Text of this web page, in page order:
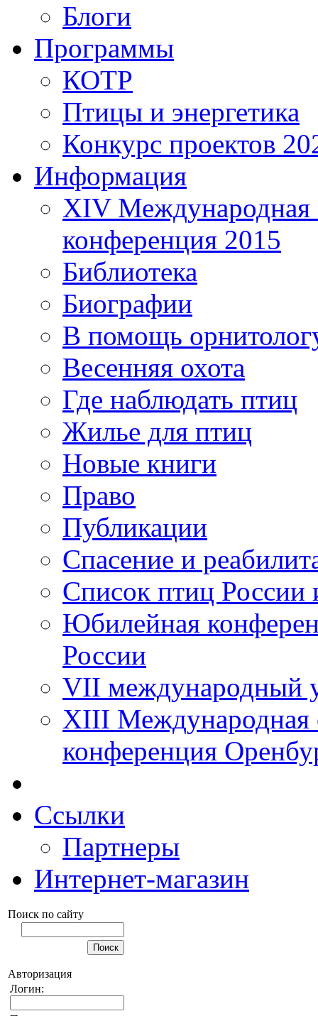
Блоги
Программы
КОТР
Птицы и энергетика
Конкурс проектов
Информация
XIV Международная
конференция 2015
Библиотека
Биографии
В помощь
Весенняя охота
Где наблюдать птиц
Жилье для птиц
Новые книги
Право
Публикации
Спасение и
Список птиц России
Юбилейная
России
VII международный
XIII Международная
конференция
Ссылки
Партнеры
Интернет-магазин
Поиск по сайту
Авторизация
Логин: